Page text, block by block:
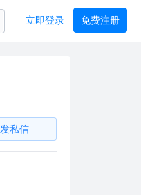
立即登录 免费注册
发私信